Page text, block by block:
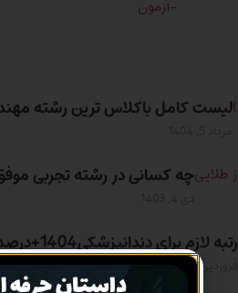
لیست کامل باکلاس ترین رشته
چه کسانی در رشته تجربی موفق می
رتبه لازم برای دندانپزشکی1404+درصد+دانشگاه
فروردین 30, 1402